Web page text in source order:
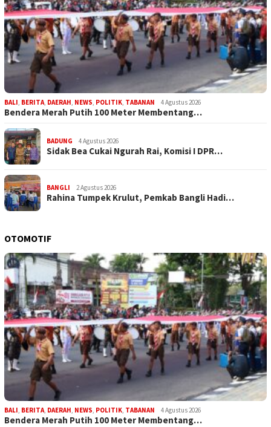
BALI BERITA DAERAH NEWS POLITIK TABANAN 4 Agustus 2026
Bendera Merah Putih 100 Meter Membentang…
BADUNG 4 Agustus 2026
Sidak Bea Cukai Ngurah Rai, Komisi I DPR…
BANGLI 2 Agustus 2026
Rahina Tumpek Krulut, Pemkab Bangli Hadi…
OTOMOTIF
BALI, BERITA, DAERAH, NEWS, POLITIK, TABANAN 4 Agustus 2026
Bendera Merah Putih 100 Meter Membentang…